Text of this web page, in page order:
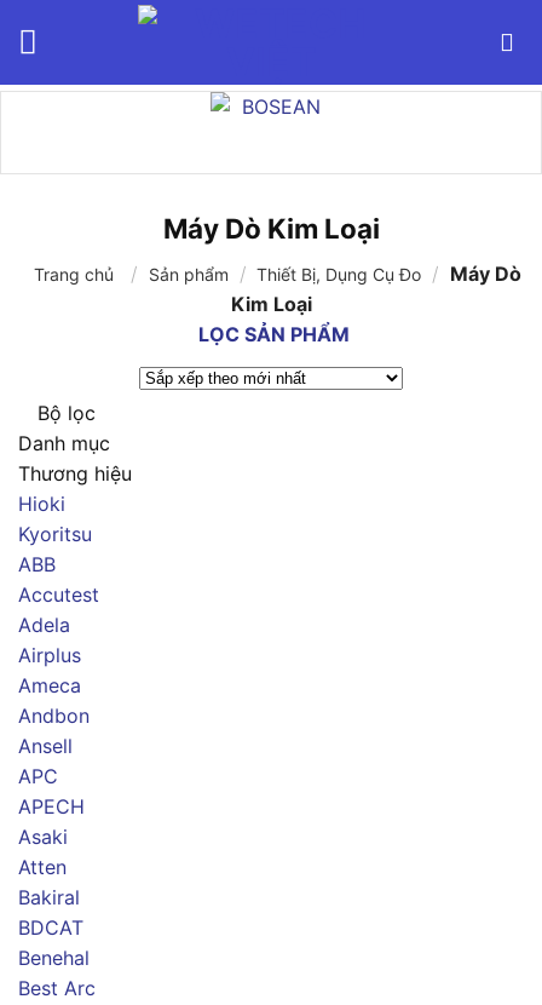
Máy Dò Kim Loại
Trang chủ / Sản phẩm / Thiết Bị, Dụng Cụ Đo / Máy Dò
Kim Loại
LỌC SẢN PHẨM
Bộ lọc
Danh mục
Thương hiệu
Hioki
Kyoritsu
ABB
Accutest
Adela
Airplus
Ameca
Andbon
Ansell
APC
APECH
Asaki
Atten
Bakiral
BDCAT
Benehal
Best Arc